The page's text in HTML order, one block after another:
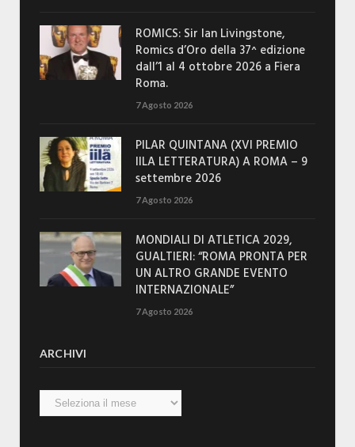
ROMICS: Sir Ian Livingstone,
Romics d’Oro della 37^ edizione
dall’1 al 4 ottobre 2026 a Fiera
Roma.
7 Agosto 2026
PILAR QUINTANA (XVI PREMIO
IILA LETTERATURA) A ROMA – 9
settembre 2026
7 Agosto 2026
MONDIALI DI ATLETICA 2029,
GUALTIERI: “ROMA PRONTA PER
UN ALTRO GRANDE EVENTO
INTERNAZIONALE”
7 Agosto 2026
ARCHIVI
Archivi